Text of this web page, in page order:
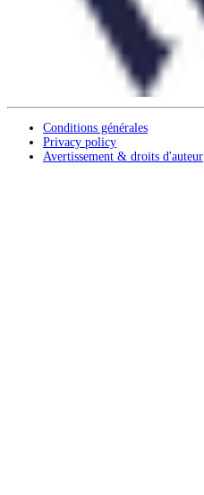
Conditions générales
Privacy policy
Avertissement & droits d'auteur